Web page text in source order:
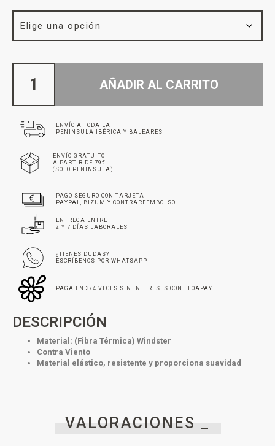
AÑADIR AL CARRITO
ENVÍO A TODA LA
PENINSULA IBÉRICA Y BALEARES
ENVÍO GRATUITO
A PARTIR DE 79€
(SOLO PENINSULA)
PAGO SEGURO CON TARJETA
PAYPAL, BIZUM Y CONTRAREEMBOLSO
ENTREGA ENTRE
2 Y 7 DÍAS LABORALES
¿TIENES DUDAS?
ESCRÍBENOS POR WHATSAPP
PAGA EN 3/4 VECES SIN INTERESES CON FLOAPAY
DESCRIPCIÓN
Material: (Fibra Térmica) Windster
Contra Viento
Material elástico, resistente y proporciona suavidad
VALORACIONES _